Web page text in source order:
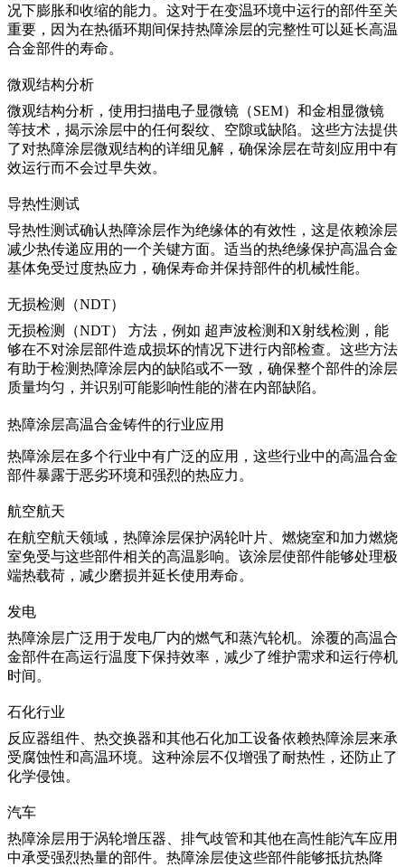
况下膨胀和收缩的能力。这对于在变温环境中运行的部件至关
重要，因为在热循环期间保持热障涂层的完整性可以延长高温
合金部件的寿命。
微观结构分析
微观结构分析 ，使用扫描电子显微镜（SEM）和金相显微镜
等技术，揭示涂层中的任何裂纹、空隙或缺陷。这些方法提供
了对热障涂层微观结构的详细见解，确保涂层在苛刻应用中有
效运行而不会过早失效。
导热性测试
导热性测试确认热障涂层作为绝缘体的有效性，这是依赖涂层
减少热传递应用的一个关键方面。适当的热绝缘保护高温合金
基体免受过度热应力，确保寿命并保持部件的机械性能。
无损检测（NDT）
无损检测（NDT）
方法，例如 超声波检测和X射线检测 ，能
够在不对涂层部件造成损坏的情况下进行内部检查。这些方法
有助于检测热障涂层内的缺陷或不一致，确保整个部件的涂层
质量均匀，并识别可能影响性能的潜在内部缺陷。
热障涂层高温合金铸件的行业应用
热障涂层在多个行业中有广泛的应用，这些行业中的高温合金
部件暴露于恶劣环境和强烈的热应力。
航空航天
在航空航天领域，热障涂层保护涡轮叶片、燃烧室和加力燃烧
室免受与这些部件相关的高温影响。该涂层使部件能够处理极
端热载荷，减少磨损并延长使用寿命。
发电
热障涂层广泛用于发电厂内的燃气和蒸汽轮机。涂覆的高温合
金部件在高运行温度下保持效率，减少了维护需求和运行停机
时间。
石化行业
反应器组件、热交换器和其他石化加工设备依赖热障涂层来承
受腐蚀性和高温环境。这种涂层不仅增强了耐热性，还防止了
化学侵蚀。
汽车
热障涂层用于涡轮增压器、排气歧管和其他在高性能汽车应用
中承受强烈热量的部件。热障涂层使这些部件能够抵抗热降